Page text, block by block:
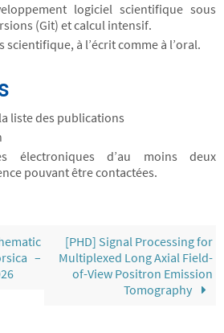
logiciel scientifique sous
(Git) et calcul intensif.
scientifique, à l’écrit comme à l’oral.
liste des publications
électroniques d’au moins deux
pouvant être contactées.
–
[PHD] Signal Processing for
Multiplexed Long Axial Field-
of-View Positron Emission
Tomography